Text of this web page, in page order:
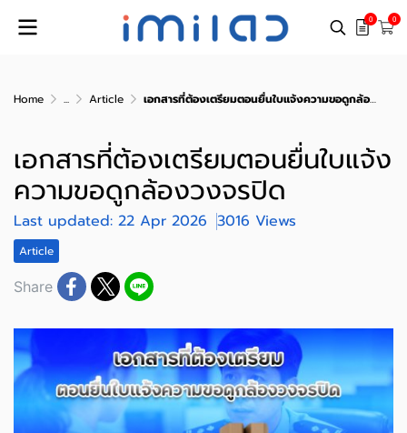
0 0
Home ... Article เอกสารที่ต้องเตรียมตอนยื่นใบแจ้งความขอดูกล้องวงจรปิด
เอกสารที่ต้องเตรียมตอนยื่นใบแจ้ง
ความขอดูกล้องวงจรปิด
Last updated: 22 Apr 2026 3016 Views
Article
Share